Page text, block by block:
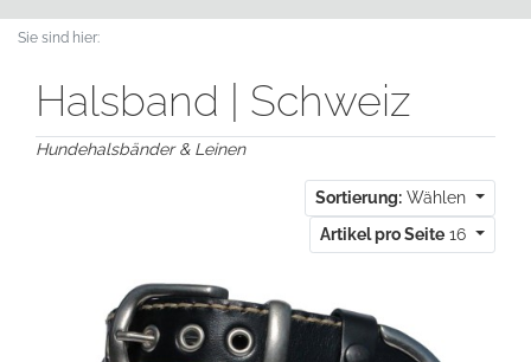
Sie sind hier:
Halsband | Schweiz
Hundehalsbänder & Leinen
Sortierung: Wählen
Artikel pro Seite 16